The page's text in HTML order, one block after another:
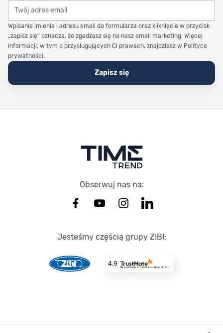
Twój adres email
Wpisanie imienia i adresu email do formularza oraz kliknięcie w przycisk
„zapisz się” oznacza, że zgadzasz się na nasz email marketing. Więcej
informacji, w tym o przysługujących Ci prawach, znajdziesz w Polityce
prywatności.
Zapisz się
Obserwuj nas na:
Jesteśmy częścią grupy ZIBI:
4.9
Na podstawie 8714opinii z całego okresu